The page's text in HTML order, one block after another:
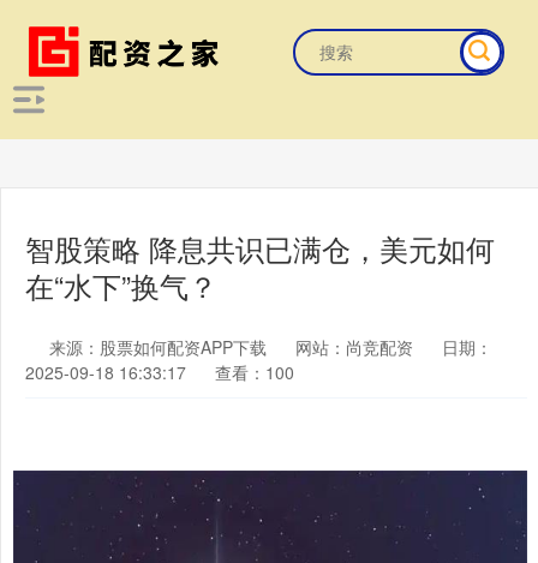
智股策略 降息共识已满仓，美元如何
在“水下”换气？
来源：股票如何配资APP下载 网站：尚竞配资
日期：
2025-09-18 16:33:17
查看：100